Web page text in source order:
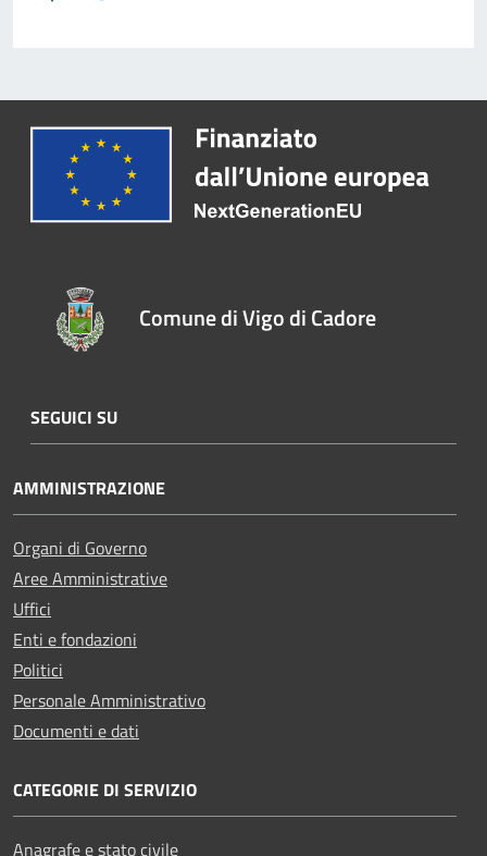
Comune di Vigo di Cadore
SEGUICI SU
AMMINISTRAZIONE
Organi di Governo
Aree Amministrative
Uffici
Enti e fondazioni
Politici
Personale Amministrativo
Documenti e dati
CATEGORIE DI SERVIZIO
Anagrafe e stato civile